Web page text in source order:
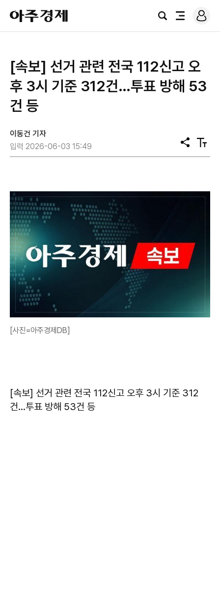
아
주
경
검
전
로
그
[속보] 선거 관련 전국 112신고 오
후 3시 기준 312건…투표 방해 53
건 등
이동건 기자
입력 2026-06-03 15:49
공
유
텍
스
[사진=아주경제DB]
[속보] 선거 관련 전국 112신고 오후 3시 기준 312
건…투표 방해 53건 등